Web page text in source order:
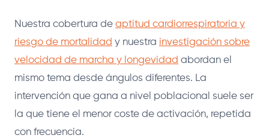
Nuestra cobertura de aptitud cardiorrespiratoria y
riesgo de mortalidad y nuestra investigación sobre
velocidad de marcha y longevidad abordan el
mismo tema desde ángulos diferentes. La
intervención que gana a nivel poblacional suele ser
la que tiene el menor coste de activación, repetida
con frecuencia.